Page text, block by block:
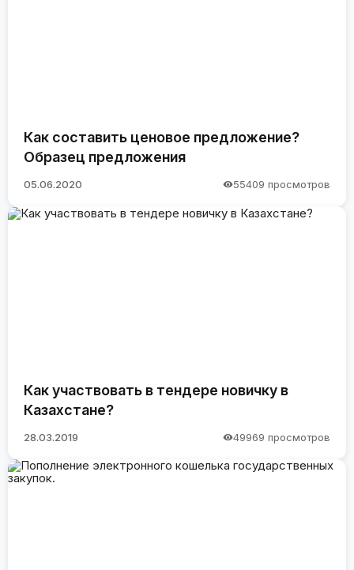
Как составить ценовое предложение?
Образец предложения
05.06.2020 55409 просмотров
Как участвовать в тендере новичку в
Казахстане?
28.03.2019 49969 просмотров